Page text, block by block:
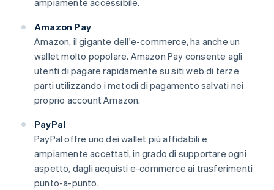
ampiamente accessibile.
Amazon Pay
Amazon, il gigante dell'e-commerce, ha anche un
wallet molto popolare. Amazon Pay consente agli
utenti di pagare rapidamente su siti web di terze
parti utilizzando i metodi di pagamento salvati nei
proprio account Amazon.
PayPal
PayPal offre uno dei wallet più affidabili e
ampiamente accettati, in grado di supportare ogni
aspetto, dagli acquisti e-commerce ai trasferimenti
punto-a-punto.